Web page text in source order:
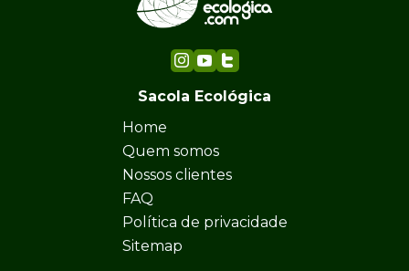
Sacola Ecológica
Home
Quem somos
Nossos clientes
FAQ
Política de privacidade
Sitemap